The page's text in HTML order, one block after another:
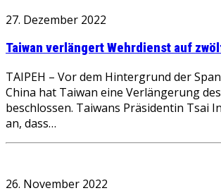
27. Dezember 2022
Taiwan verlängert Wehrdienst auf
TAIPEH – Vor dem Hintergrund der
China hat Taiwan eine Verlängerung
beschlossen. Taiwans Präsidentin Tsai
an, dass…
26. November 2022